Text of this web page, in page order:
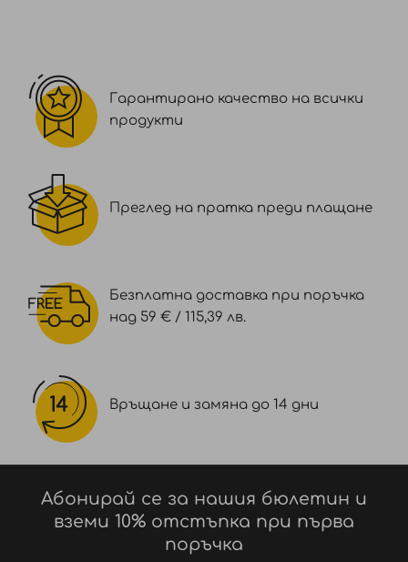
Гарантирано качество на всички
продукти
Преглед на пратка преди плащане
Безплатна доставка при поръчка
над 59 € / 115,39 лв.
Връщане и замяна до 14 дни
Абонирай се за нашия бюлетин и
вземи 10% отстъпка при първа
поръчка